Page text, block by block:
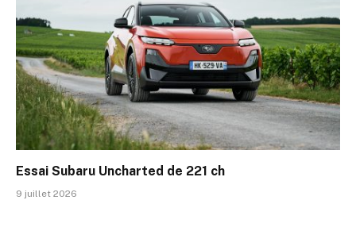
Essai Subaru Uncharted de 221 ch
9 juillet 2026